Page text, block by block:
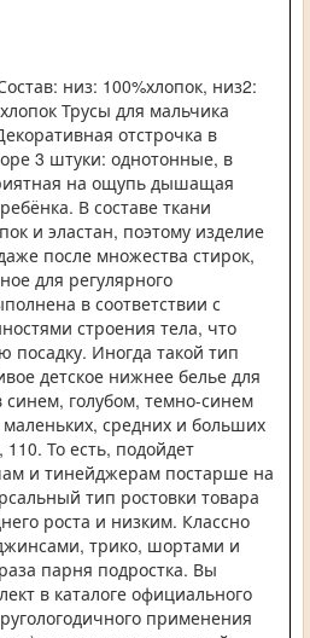
низ: 100%хлопок, низ2:
Трусы для мальчика
отстрочка в
3 штуки: однотонные, в
на ощупь дышащая
В составе ткани
и эластан, поэтому изделие
после множества стирок,
для регулярного
в соответствии с
строения тела, что
посадку. Иногда такой тип
детское нижнее белье для
синем, голубом, темно-синем
средних и больших
То есть, подойдет
и тинейджерам постарше на
тип ростовки товара
роста и низким. Классно
трико, шортами и
парня подростка. Вы
в каталоге официального
применения